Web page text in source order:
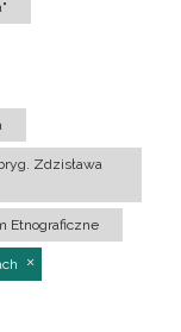
Zdzisława
Etnograficzne